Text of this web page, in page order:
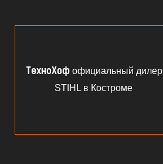
ТехноХоф официальный дилер
STIHL в Костроме